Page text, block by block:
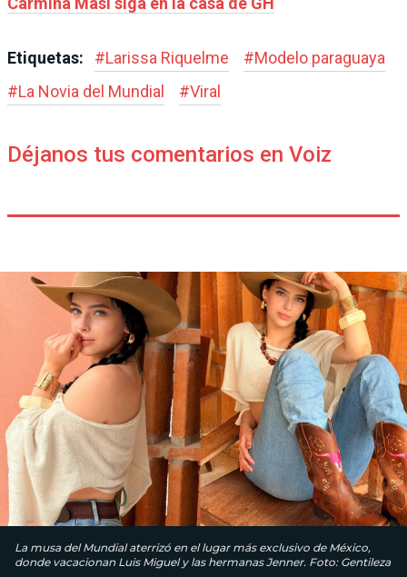
Etiquetas: #Larissa Riquelme #Modelo paraguaya
#La Novia del Mundial #Viral
Déjanos tus comentarios en Voiz
La musa del Mundial aterrizó en el lugar más exclusivo de México,
donde vacacionan Luis Miguel y las hermanas Jenner. Foto: Gentileza